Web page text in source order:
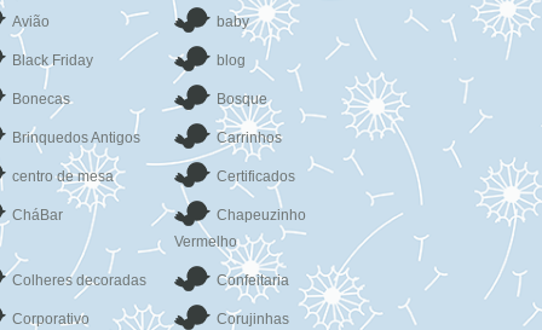
Avião baby
Black Friday blog
Bonecas Bosque
Brinquedos Antigos Carrinhos
centro de mesa Certificados
CháBar
Chapeuzinho
Vermelho
Colheres decoradas Confeitaria
Corporativo Corujinhas